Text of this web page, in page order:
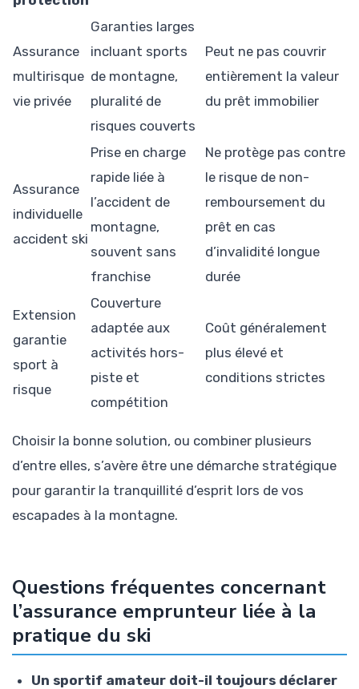
Assurance
multirisque
vie privée
Garanties larges
incluant sports
de montagne,
pluralité de
risques couverts
Peut ne pas couvrir
entièrement la valeur
du prêt immobilier
Assurance
individuelle
accident ski
Prise en charge
rapide liée à
l’accident de
montagne,
souvent sans
franchise
Ne protège pas contre
le risque de non-
remboursement du
prêt en cas
d’invalidité longue
durée
Extension
garantie
sport à
risque
Couverture
adaptée aux
activités hors-
piste et
compétition
Coût généralement
plus élevé et
conditions strictes
Choisir la bonne solution, ou combiner plusieurs
d’entre elles, s’avère être une démarche stratégique
pour garantir la tranquillité d’esprit lors de vos
escapades à la montagne.
Questions fréquentes concernant
l’assurance emprunteur liée à la
pratique du ski
Un sportif amateur doit-il toujours déclarer